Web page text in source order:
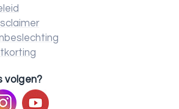
volgen?